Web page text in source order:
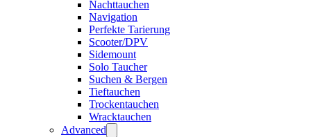
Nachttauchen
Navigation
Perfekte Tarierung
Scooter/DPV
Sidemount
Solo Taucher
Suchen & Bergen
Tieftauchen
Trockentauchen
Wracktauchen
Advanced